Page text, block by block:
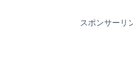
スポンサーリ